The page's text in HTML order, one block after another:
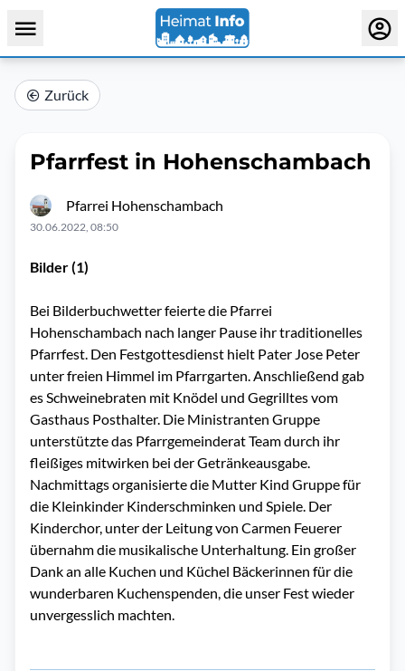
Zurück
Pfarrfest in Hohenschambach
Pfarrei Hohenschambach
30.06.2022, 08:50
Bilder (1)
Bei Bilderbuchwetter feierte die Pfarrei
Hohenschambach nach langer Pause ihr traditionelles
Pfarrfest. Den Festgottesdienst hielt Pater Jose Peter
unter freien Himmel im Pfarrgarten. Anschließend gab
es Schweinebraten mit Knödel und Gegrilltes vom
Gasthaus Posthalter. Die Ministranten Gruppe
unterstützte das Pfarrgemeinderat Team durch ihr
fleißiges mitwirken bei der Getränkeausgabe.
Nachmittags organisierte die Mutter Kind Gruppe für
die Kleinkinder Kinderschminken und Spiele. Der
Kinderchor, unter der Leitung von Carmen Feuerer
übernahm die musikalische Unterhaltung. Ein großer
Dank an alle Kuchen und Küchel Bäckerinnen für die
wunderbaren Kuchenspenden, die unser Fest wieder
unvergesslich machten.